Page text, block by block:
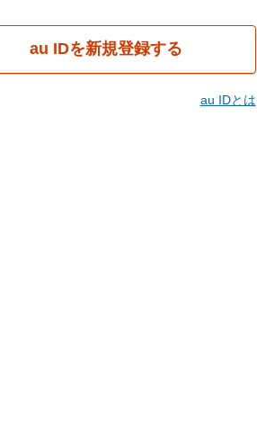
au IDを新規登録する
au IDとは